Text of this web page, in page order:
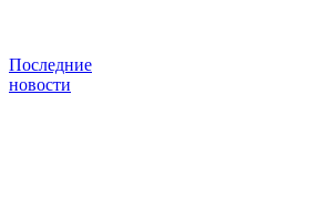
Последние
новости